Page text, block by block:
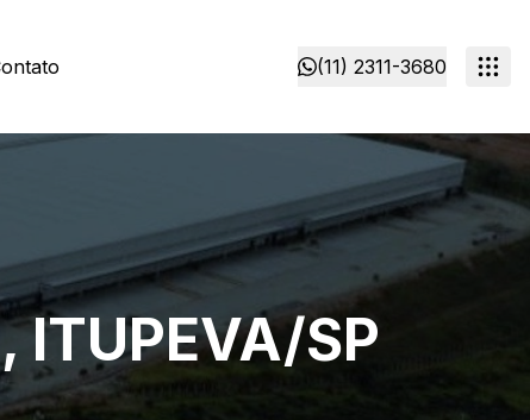
(11) 2311-3680
SP